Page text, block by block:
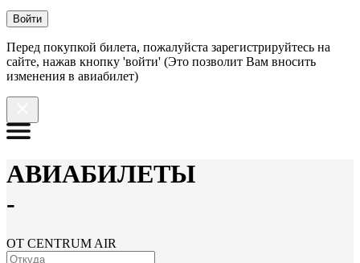
Войти
Перед покупкой билета, пожалуйста зарегистрируйтесь на
сайте, нажав кнопку 'войти' (Это позволит Вам вносить
изменения в авиабилет)
АВИАБИЛЕТЫ
-
ОТ CENTRUM AIR